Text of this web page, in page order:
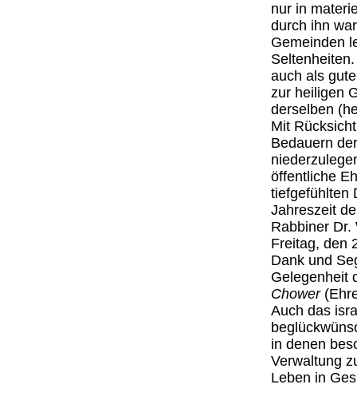
nur in
durch ihn
Gemeinden
auch als
zur heiligen
derselben
Mit
Bedauern
öffentliche
tiefgefühlten
Jahreszeit
Rabbiner
Freitag, den
Dank und
Gelegenheit
Chower
Auch das
in denen
Verwaltung
Leben in